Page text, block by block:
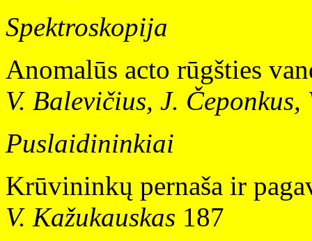
Spektroskopija
Anomalūs acto rūgšties
V. Balevičius, J. Čeponkus,
Puslaidininkiai
Krūvininkų pernaša ir
V. Kažukauskas 187